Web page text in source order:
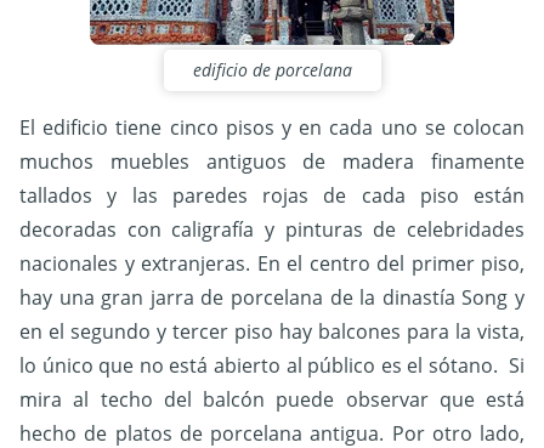
edificio de porcelana
El edificio tiene cinco pisos y en cada uno se colocan
muchos muebles antiguos de madera finamente
tallados y las paredes rojas de cada piso están
decoradas con caligrafía y pinturas de celebridades
nacionales y extranjeras. En el centro del primer piso,
hay una gran jarra de porcelana de la dinastía Song y
en el segundo y tercer piso hay balcones para la vista,
lo único que no está abierto al público es el sótano. Si
mira al techo del balcón puede observar que está
hecho de platos de porcelana antigua. Por otro lado,